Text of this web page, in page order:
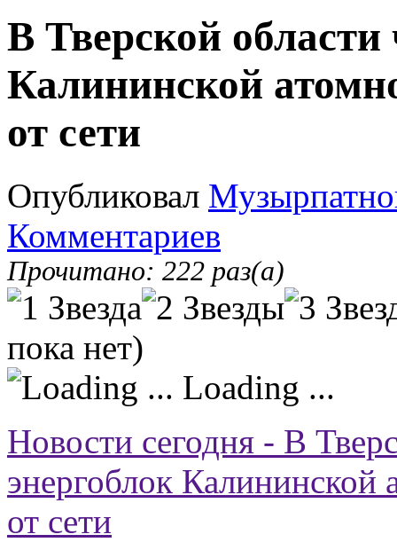
В Тверской области
Калининской
от сети
Опубликовал
Комментариев
Прочитано: 222 раз(а)
пока нет)
Loading ...
Новости сегодня - В
энергоблок Калининской
от сети